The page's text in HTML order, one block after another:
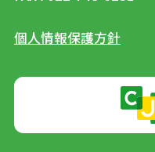
個人情報保護方針